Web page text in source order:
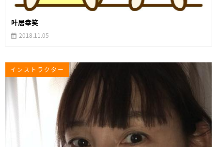
叶居幸笑
2018.11.05
インストラクター